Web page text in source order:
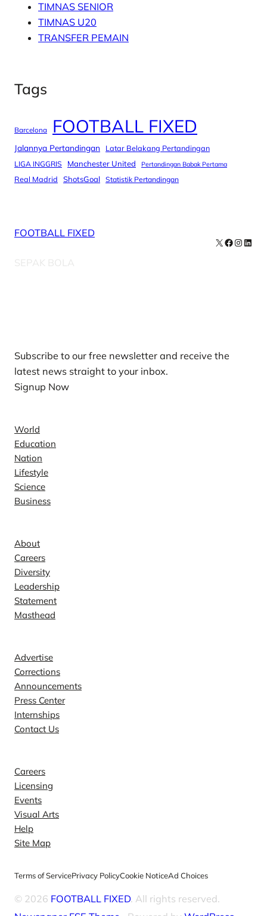
TIMNAS SENIOR
TIMNAS U20
TRANSFER PEMAIN
Tags
Barcelona FOOTBALL FIXED
Jalannya Pertandingan Latar Belakang Pertandingan
LIGA INGGRIS Manchester United Pertandingan Babak Pertama
Real Madrid ShotsGoal Statistik Pertandingan
FOOTBALL FIXED
SEPAK BOLA
X Facebook
Subscribe to our free newsletter and receive the
latest news straight to your inbox.
Signup Now
World
Education
Nation
Lifestyle
Science
Business
About
Careers
Diversity
Leadership
Statement
Masthead
Advertise
Corrections
Announcements
Press Center
Internships
Contact Us
Careers
Licensing
Events
Visual Arts
Help
Site Map
Terms of ServicePrivacy PolicyCookie NoticeAd Choices
© 2026 FOOTBALL FIXED. All rights reserved.